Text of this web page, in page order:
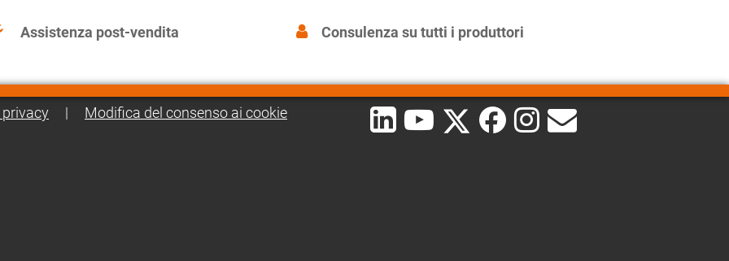
Assistenza post-vendita Consulenza su tutti i produttori
| Modifica del consenso ai cookie